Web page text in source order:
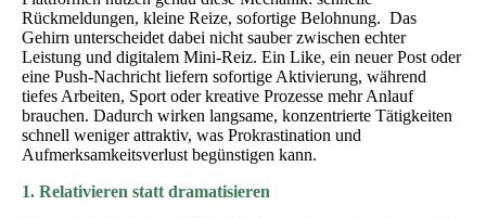
Rückmeldungen, kleine Reize, sofortige Belohnung. Das
Gehirn unterscheidet dabei nicht sauber zwischen echter
Leistung und digitalem Mini-Reiz. Ein Like, ein neuer Post oder
eine Push-Nachricht liefern sofortige Aktivierung, während
tiefes Arbeiten, Sport oder kreative Prozesse mehr Anlauf
brauchen. Dadurch wirken langsame, konzentrierte Tätigkeiten
schnell weniger attraktiv, was Prokrastination und
Aufmerksamkeitsverlust begünstigen kann.
1. Relativieren statt dramatisieren